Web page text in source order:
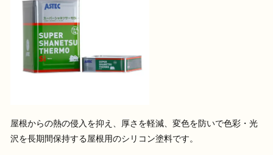
屋根からの熱の侵入を抑え、厚さを軽減、変色を防いで色彩・光
沢を長期間保持する屋根用のシリコン塗料です。